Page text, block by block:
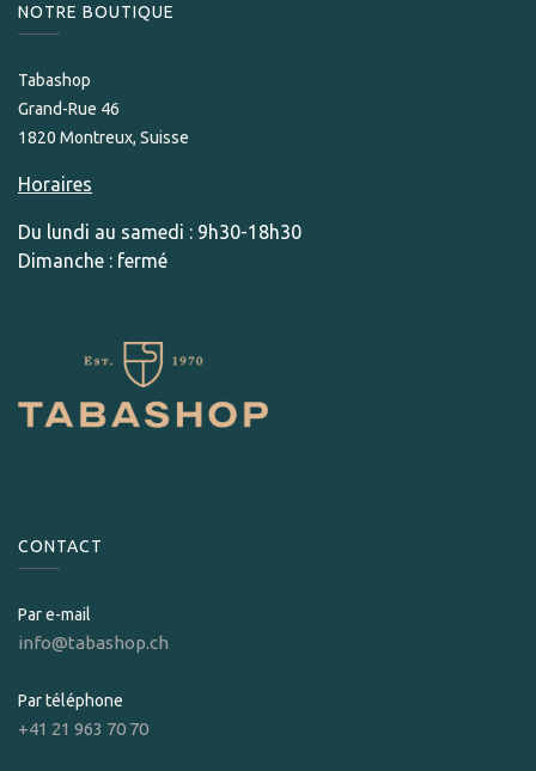
NOTRE BOUTIQUE
Tabashop
Grand-Rue 46
1820 Montreux, Suisse
Horaires
Du lundi au samedi : 9h30-18h30
Dimanche : fermé
CONTACT
Par e-mail
info@tabashop.ch
Par téléphone
+41 21 963 70 70